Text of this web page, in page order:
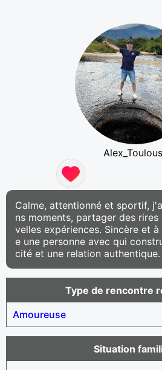
Calme, attentionné et sportif,
ns moments, partager des
velles expériences. Sincère et
e une personne avec qui
cité et une relation authentique.
Type de rencontre
Amoureuse
Situation